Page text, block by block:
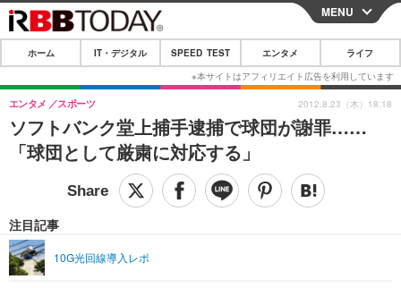
CLOSE
ホーム
IT・デジタル
IT・デジタルTOP スマートフォン
ショッピング その他
SPEED TEST
エンタメTOP 映画・ドラマ
ライフTOP
リリース一覧
MENU
ホーム IT・デジタル SPEED TEST エンタメ ライフ
ソフトバンク堂上捕手逮捕で球団が謝罪……
「球団として厳粛に対応する」
エンタメ スポーツ
注目記事
10G光回線導入レポ
2012.8.23（木）18:18